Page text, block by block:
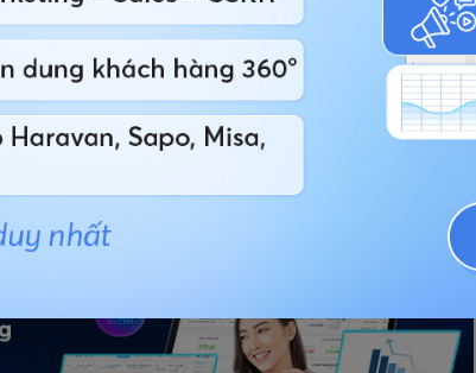
tế và hiệu quả, Amazon.com còn có hệ thống kho
, giúp đem lại năng lực cạnh tranh hơn hẳn
Amazon.com được xếp hạng số 1 về bán lẻ trên
đạt gần 7 tỷ USD , chiến khoảng
của Amazon.com hiện đang có xu hướng tốt với